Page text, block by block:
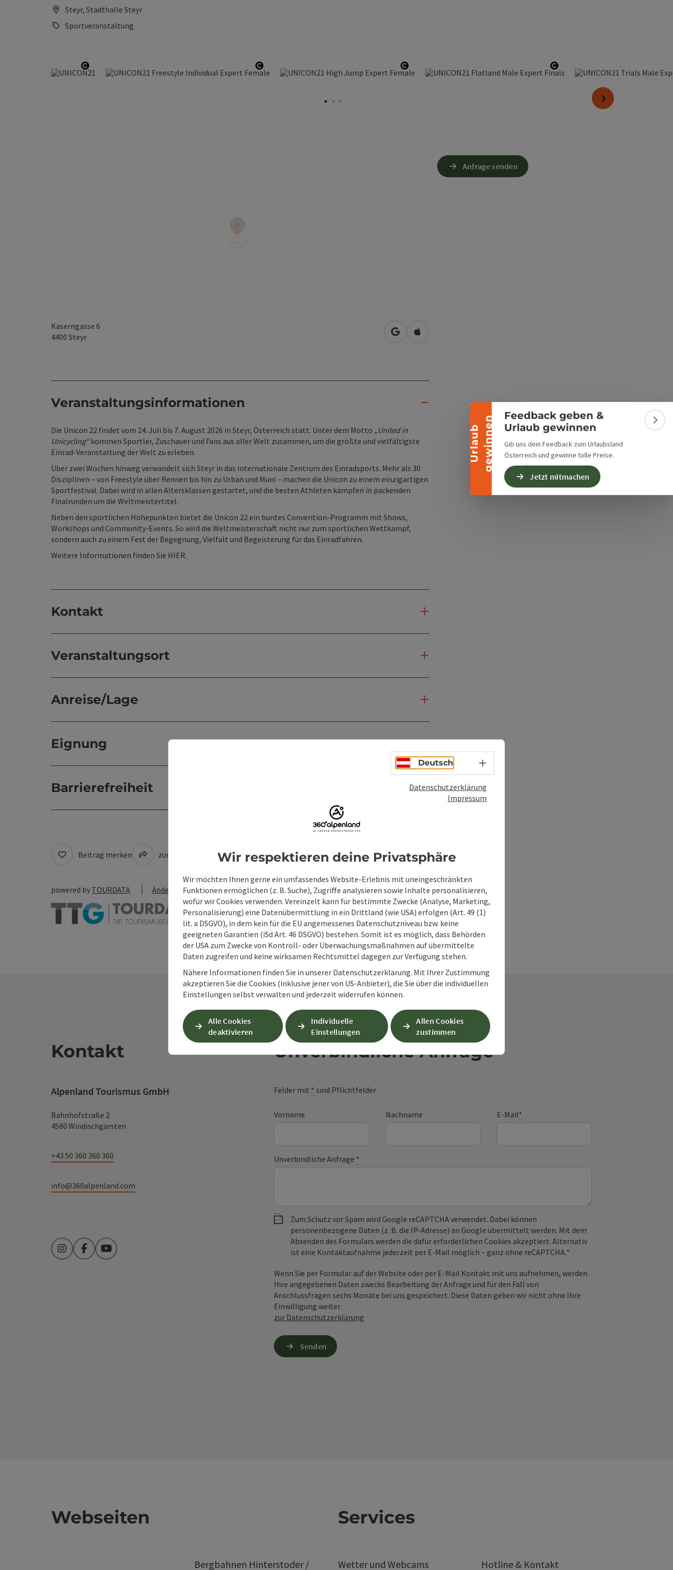
U
r
l
a
u
b
g
e
w
i
n
n
en
Banner einklappen
Feedback geben &
Urlaub gewinnen
Gib uns dein Feedback zum Urlaubsland
Österreich und gewinne tolle Preise.
Jetzt mitmachen
Steyr, Stadthalle Steyr
Sportveranstaltung
Copyright öffnen Copyright öffnen Copyright öffnen Copyright öffnen
nächstes Element
Kaserngasse 6
4400 Steyr in Google Maps öffnen
in Apple Maps öffnen
Veranstaltungsinformationen
Die Unicon 22 findet vom 24. Juli bis 7. August 2026 in Steyr, Österreich statt. Unter dem Motto „United in
Unicycling“kommen Sportler, Zuschauer und Fans aus aller Welt zusammen, um die größte und vielfältigste
Einrad-Veranstaltung der Welt zu erleben.
Über zwei Wochen hinweg verwandelt sich Steyr in das internationale Zentrum des Einradsports. Mehr als 30
Disziplinen – von Freestyle über Rennen bis hin zu Urban und Muni – machen die Unicon zu einem einzigartigen
Sportfestival. Dabei wird in allen Altersklassen gestartet, und die besten Athleten kämpfen in packenden
Finalrunden um die Weltmeistertitel.
Neben den sportlichen Höhepunkten bietet die Unicon 22 ein buntes Convention-Programm mit Shows,
Workshops und Community-Events. So wird die Weltmeisterschaft nicht nur zum sportlichen Wettkampf,
sondern auch zu einem Fest der Begegnung, Vielfalt und Begeisterung für das Einradfahren.
Weitere Informationen finden Sie HIER.
Kontakt
Veranstaltungsort
Anreise/Lage
Eignung
Barrierefreiheit
Anfrage senden
Beitrag merken zum Merkzettel PDF erstellen Beitrag drucken In der Nähe
powered by TOURDATA Änderung vorschlagen
Kontakt
Alpenland Tourismus GmbH
Bahnhofstraße 2
4580 Windischgarsten
+43 50 360 360 360
info@360alpenland.com
InstagramFacebookYouTube
Unverbindliche Anfrage
Felder mit * sind Pflichtfelder
Vorname Nachname E-Mail*
Unverbindliche Anfrage *
Zum Schutz vor Spam wird Google reCAPTCHA verwendet. Dabei können
personenbezogene Daten (z. B. die IP-Adresse) an Google übermittelt werden. Mit dem
Absenden des Formulars werden die dafür erforderlichen Cookies akzeptiert. Alternativ
ist eine Kontaktaufnahme jederzeit per E-Mail möglich – ganz ohne reCAPTCHA.*
Wenn Sie per Formular auf der Website oder per E-Mail Kontakt mit uns aufnehmen, werden
Ihre angegebenen Daten zwecks Bearbeitung der Anfrage und für den Fall von
Anschlussfragen sechs Monate bei uns gespeichert. Diese Daten geben wir nicht ohne Ihre
Einwilligung weiter.
zur Datenschutzerklärung
Senden
Webseiten
Bergbahnen Hinterstoder /
Services
Wetter und Webcams Hotline & Kontakt
Deutsch Sprachwahl - Menü öffnen
Datenschutzerklärung
Impressum
Wir respektieren deine Privatsphäre
Wir möchten Ihnen gerne ein umfassendes Website-Erlebnis mit uneingeschränkten
Funktionen ermöglichen (z. B. Suche), Zugriffe analysieren sowie Inhalte personalisieren,
wofür wir Cookies verwenden. Vereinzelt kann für bestimmte Zwecke (Analyse, Marketing,
Personalisierung) eine Datenübermittlung in ein Drittland (wie USA) erfolgen (Art. 49 (1)
lit. a DSGVO), in dem kein für die EU angemessenes Datenschutzniveau bzw. keine
geeigneten Garantien (iSd Art. 46 DSGVO) bestehen. Somit ist es möglich, dass Behörden
der USA zum Zwecke von Kontroll- oder Überwachungsmaßnahmen auf übermittelte
Daten zugreifen und keine wirksamen Rechtsmittel dagegen zur Verfügung stehen.
Nähere Informationen finden Sie in unserer Datenschutzerklärung. Mit Ihrer Zustimmung
akzeptieren Sie die Cookies (inklusive jener von US-Anbieter), die Sie über die individuellen
Einstellungen selbst verwalten und jederzeit widerrufen können.
Alle Cookies
deaktivieren
Individuelle
Einstellungen
Allen Cookies
zustimmen